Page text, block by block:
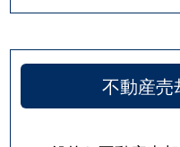
不動産売